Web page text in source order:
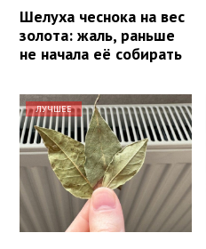
Шелуха чеснока на вес
золота: жаль, раньше
не начала её собирать
ЛУЧШЕЕ